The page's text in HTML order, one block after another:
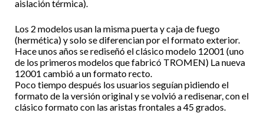
aislación térmica).
Los 2 modelos usan la misma puerta y caja de fuego
(hermética) y solo se diferencian por el formato exterior.
Hace unos años se rediseñó el clásico modelo 12001 (uno
de los primeros modelos que fabricó TROMEN) La nueva
12001 cambió a un formato recto.
Poco tiempo después los usuarios seguían pidiendo el
formato de la versión original y se volvió a redisenar, con el
clásico formato con las aristas frontales a 45 grados.